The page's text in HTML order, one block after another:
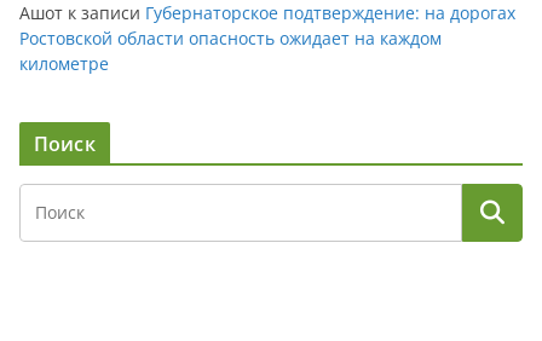
Ашот к записи Губернаторское подтверждение: на дорогах
Ростовской области опасность ожидает на каждом
километре
Поиск